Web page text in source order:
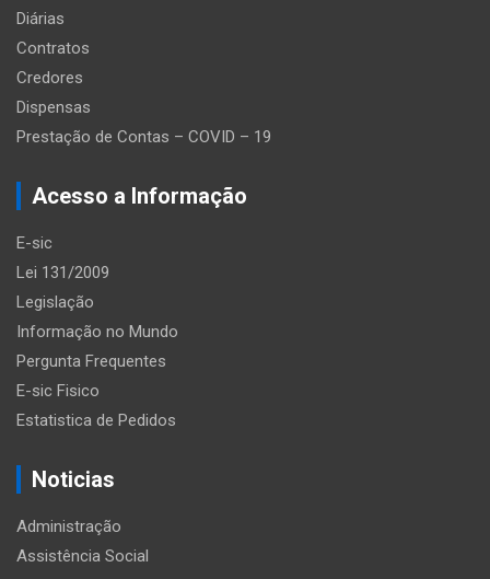
Diárias
Contratos
Credores
Dispensas
Prestação de Contas – COVID – 19
Acesso a Informação
E-sic
Lei 131/2009
Legislação
Informação no Mundo
Pergunta Frequentes
E-sic Fisico
Estatistica de Pedidos
Noticias
Administração
Assistência Social